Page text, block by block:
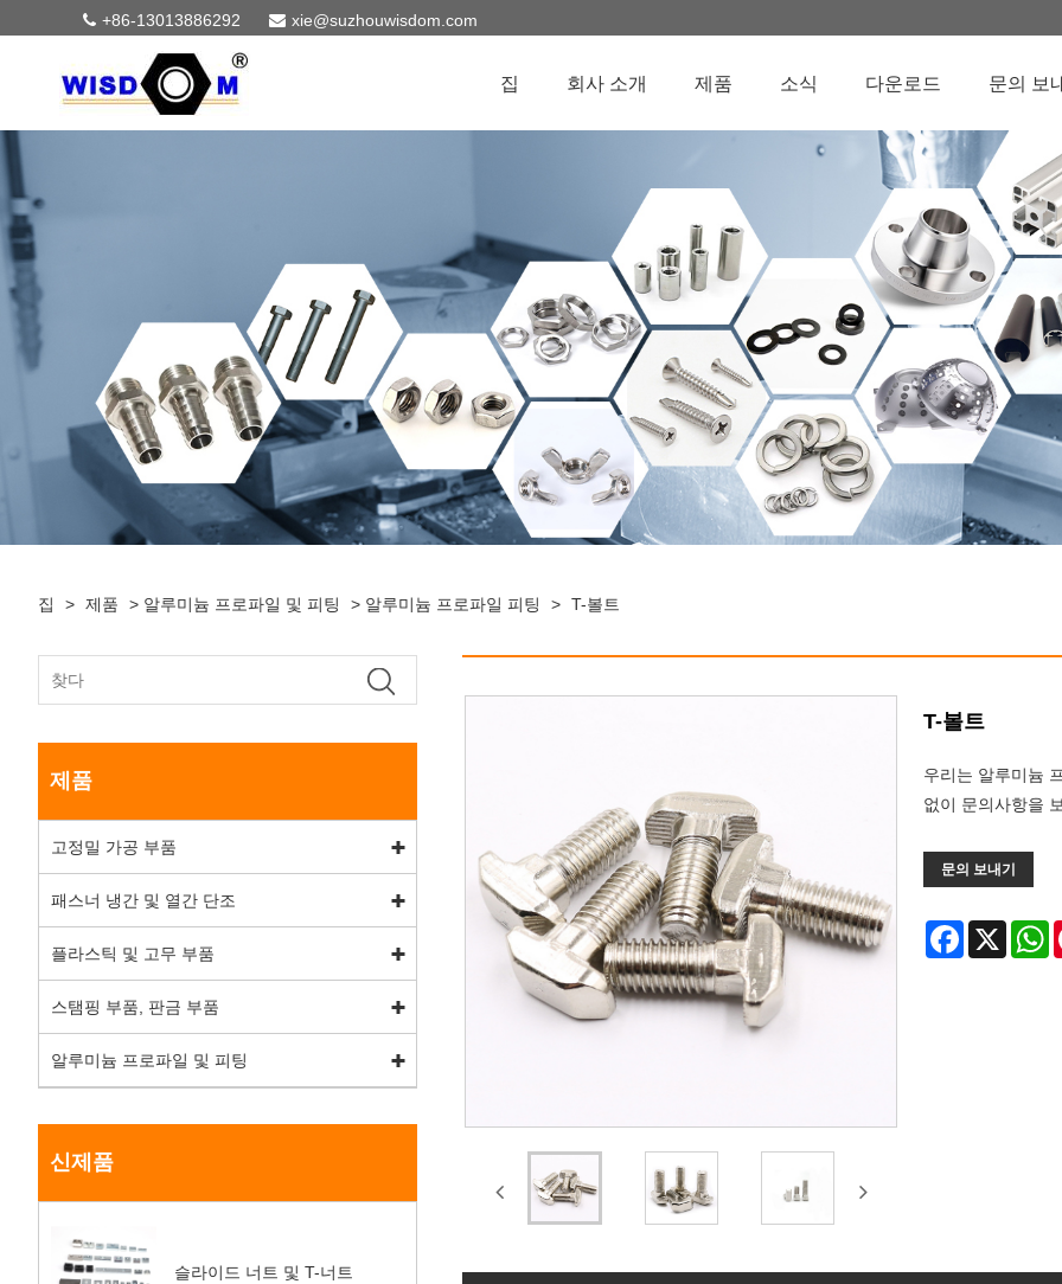
+86-13013886292 xie@suzhouwisdom.com
집 회사 소개 제품 소식 다운로드 문의 보
집 > 제품 > 알루미늄 프로파일 및 피팅 > 알루미늄 프로파일 피팅 > T-볼트
제품
고정밀 가공 부품
패스너 냉간 및 열간 단조
플라스틱 및 고무 부품
스탬핑 부품, 판금 부품
알루미늄 프로파일 및 피팅
신제품
슬라이드 너트 및 T-너트
T-볼트
우리는 알루미늄
없이 문의사항을
문의 보내기
Facebook
X